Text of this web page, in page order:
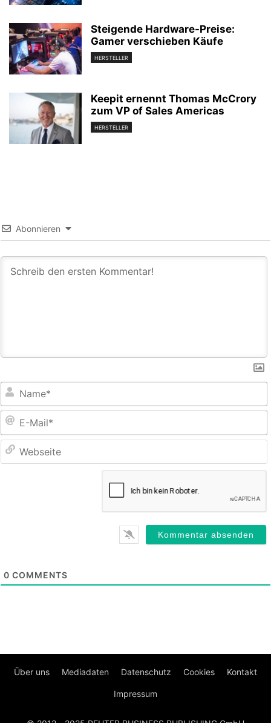
Steigende Hardware-Preise:
Gamer verschieben Käufe
HERSTELLER
Keepit ernennt Thomas McCrory
zum VP of Sales Americas
HERSTELLER
Abonnieren
0 COMMENTS
Über uns Mediadaten Datenschutz Cookies Kontakt
Impressum